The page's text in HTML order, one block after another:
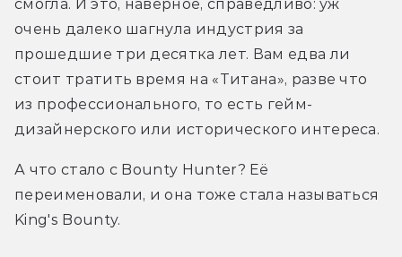
смогла. И это, наверное, справедливо: уж
очень далеко шагнула индустрия за
прошедшие три десятка лет. Вам едва ли
стоит тратить время на «Титана», разве что
из профессионального, то есть гейм-
дизайнерского или исторического интереса.
А что стало с Bounty Hunter? Её
переименовали, и она тоже стала называться
King's Bounty.